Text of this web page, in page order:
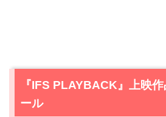
『IFS PLAYBACK』上映
ール